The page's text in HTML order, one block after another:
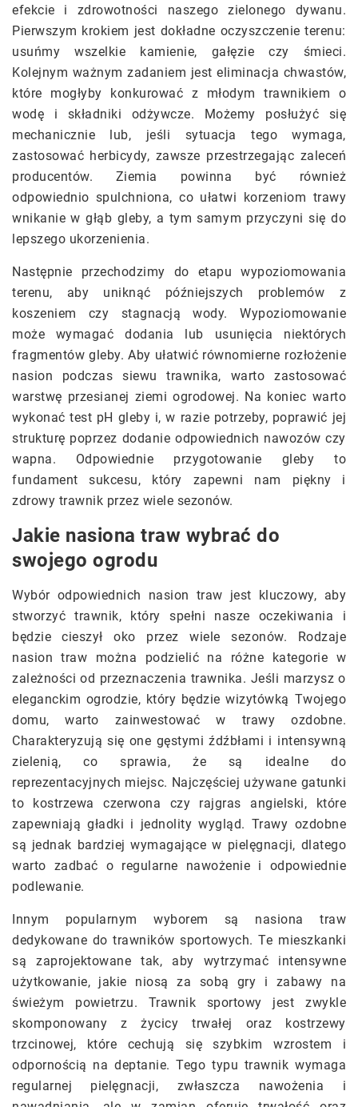
efekcie i zdrowotności naszego zielonego dywanu.
Pierwszym krokiem jest dokładne oczyszczenie terenu:
usuńmy wszelkie kamienie, gałęzie czy śmieci.
Kolejnym ważnym zadaniem jest eliminacja chwastów,
które mogłyby konkurować z młodym trawnikiem o
wodę i składniki odżywcze. Możemy posłużyć się
mechanicznie lub, jeśli sytuacja tego wymaga,
zastosować herbicydy, zawsze przestrzegając zaleceń
producentów. Ziemia powinna być również
odpowiednio spulchniona, co ułatwi korzeniom trawy
wnikanie w głąb gleby, a tym samym przyczyni się do
lepszego ukorzenienia.
Następnie przechodzimy do etapu wypoziomowania
terenu, aby uniknąć późniejszych problemów z
koszeniem czy stagnacją wody. Wypoziomowanie
może wymagać dodania lub usunięcia niektórych
fragmentów gleby. Aby ułatwić równomierne rozłożenie
nasion podczas siewu trawnika, warto zastosować
warstwę przesianej ziemi ogrodowej. Na koniec warto
wykonać test pH gleby i, w razie potrzeby, poprawić jej
strukturę poprzez dodanie odpowiednich nawozów czy
wapna. Odpowiednie przygotowanie gleby to
fundament sukcesu, który zapewni nam piękny i
zdrowy trawnik przez wiele sezonów.
Jakie nasiona traw wybrać do
swojego ogrodu
Wybór odpowiednich nasion traw jest kluczowy, aby
stworzyć trawnik, który spełni nasze oczekiwania i
będzie cieszył oko przez wiele sezonów. Rodzaje
nasion traw można podzielić na różne kategorie w
zależności od przeznaczenia trawnika. Jeśli marzysz o
eleganckim ogrodzie, który będzie wizytówką Twojego
domu, warto zainwestować w trawy ozdobne.
Charakteryzują się one gęstymi źdźbłami i intensywną
zielenią, co sprawia, że są idealne do
reprezentacyjnych miejsc. Najczęściej używane gatunki
to kostrzewa czerwona czy rajgras angielski, które
zapewniają gładki i jednolity wygląd. Trawy ozdobne
są jednak bardziej wymagające w pielęgnacji, dlatego
warto zadbać o regularne nawożenie i odpowiednie
podlewanie.
Innym popularnym wyborem są nasiona traw
dedykowane do trawników sportowych. Te mieszkanki
są zaprojektowane tak, aby wytrzymać intensywne
użytkowanie, jakie niosą za sobą gry i zabawy na
świeżym powietrzu. Trawnik sportowy jest zwykle
skomponowany z życicy trwałej oraz kostrzewy
trzcinowej, które cechują się szybkim wzrostem i
odpornością na deptanie. Tego typu trawnik wymaga
regularnej pielęgnacji, zwłaszcza nawożenia i